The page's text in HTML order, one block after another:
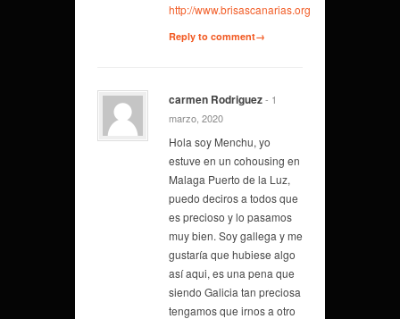
http://www.brisascanarias.org
Reply to comment→
carmen Rodriguez- 1
marzo, 2020
Hola soy Menchu, yo
estuve en un cohousing en
Malaga Puerto de la Luz,
puedo deciros a todos que
es precioso y lo pasamos
muy bien. Soy gallega y me
gustaría que hubiese algo
así aqui, es una pena que
siendo Galicia tan preciosa
tengamos que irnos a otro